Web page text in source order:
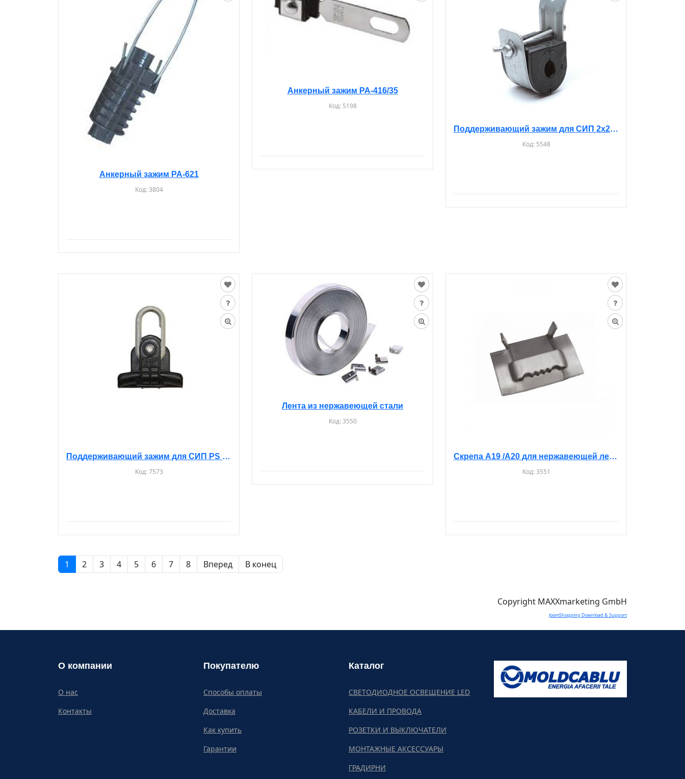
Анкерный зажим PA-621
Код:3804
Анкерный зажим PA-416/35
Код: 5198
Поддерживающий зажим для СИП 2х25, 2x35, 4x25, 4x35, 4x70, 4x95
Код: 5548
Поддерживающий зажим для СИП PS 1500
Код:7573
Лента из нержавеющей стали
Код:3550
Скрепа А19 /A20 для нержавеющей ленты
Код:3551
1 2 3 4 5 6 7 8 Вперед В конец
Copyright MAXXmarketing GmbH
JoomShopping Download & Support
О компании
О нас
Контакты
Покупателю
Способы оплаты
Доставка
Как купить
Гарантии
Каталог
СВЕТОДИОДНОЕ ОСВЕЩЕНИЕ LED
КАБЕЛИ И ПРОВОДА
РОЗЕТКИ И ВЫКЛЮЧАТЕЛИ
МОНТАЖНЫЕ АКСЕССУАРЫ
ГРАДИРНИ